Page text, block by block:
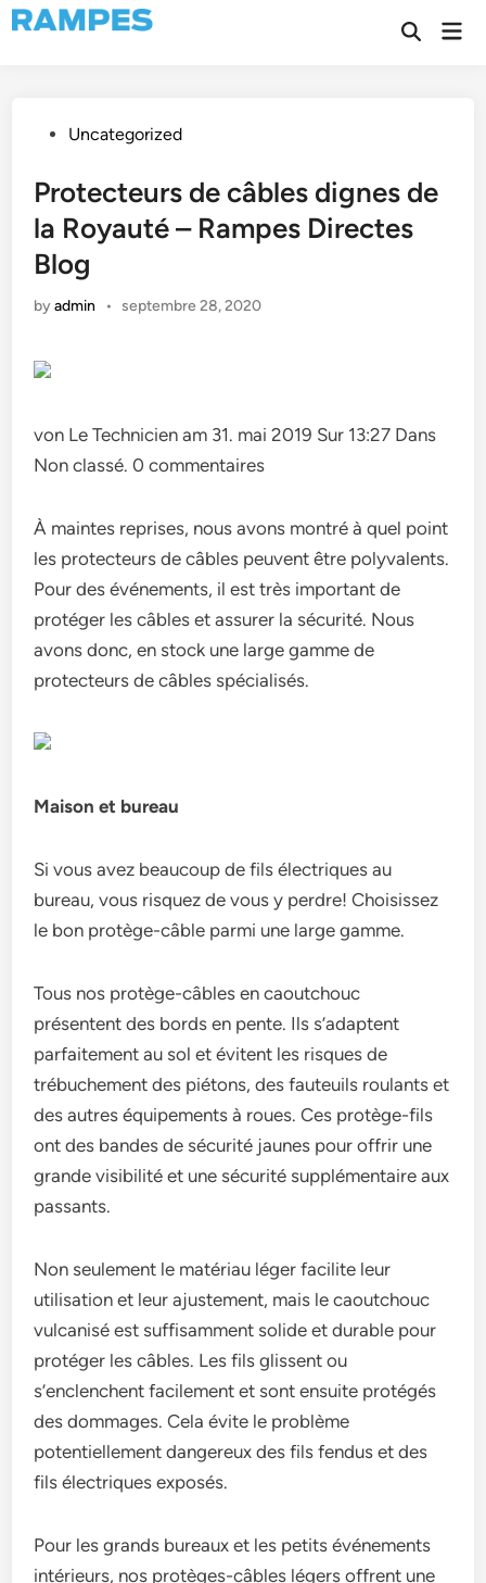
Skip
to
Open
PostedUncategorized
Protecteurs de câbles dignes de
la Royauté – Rampes Directes
Blog
byadmin • septembre 28, 2020
von Le Technicien am 31. mai 2019 Sur 13:27 Dans
Non classé. 0 commentaires
À maintes reprises, nous avons montré à quel point
les protecteurs de câbles peuvent être polyvalents.
Pour des événements, il est très important de
protéger les câbles et assurer la sécurité. Nous
avons donc, en stock une large gamme de
protecteurs de câbles spécialisés.
Maison et bureau
Si vous avez beaucoup de fils électriques au
bureau, vous risquez de vous y perdre! Choisissez
le bon protège-câble parmi une large gamme.
Tous nos protège-câbles en caoutchouc
présentent des bords en pente. Ils s’adaptent
parfaitement au sol et évitent les risques de
trébuchement des piétons, des fauteuils roulants et
des autres équipements à roues. Ces protège-fils
ont des bandes de sécurité jaunes pour offrir une
grande visibilité et une sécurité supplémentaire aux
passants.
Non seulement le matériau léger facilite leur
utilisation et leur ajustement, mais le caoutchouc
vulcanisé est suffisamment solide et durable pour
protéger les câbles. Les fils glissent ou
s’enclenchent facilement et sont ensuite protégés
des dommages. Cela évite le problème
potentiellement dangereux des fils fendus et des
fils électriques exposés.
Pour les grands bureaux et les petits événements
intérieurs, nos protèges-câbles légers offrent une